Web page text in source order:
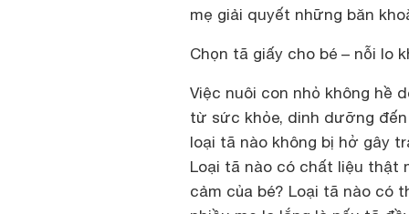
mẹ giải quyết những băn
Chọn tã giấy cho bé – nỗi lo
Việc nuôi con nhỏ không hề
từ sức khỏe, dinh dưỡng
loại tã nào không bị hở gây
Loại tã nào có chất liệu thật
cảm của bé? Loại tã nào có